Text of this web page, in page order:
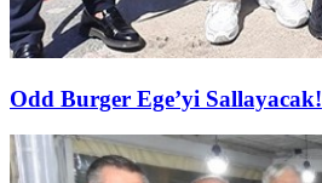
Odd Burger Ege’yi Sallayacak!